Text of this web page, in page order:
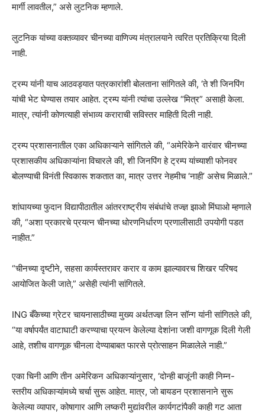
मार्गी लावतील,” असे लुटनिक म्हणाले.
लुटनिक यांच्या वक्तव्यावर चीनच्या वाणिज्य मंत्रालयाने त्वरित प्रतिक्रिया दिली
नाही.
ट्रम्प यांनी याच आठवड्यात पत्रकारांशी बोलताना सांगितले की, ‘ते शी जिनपिंग
यांची भेट घेण्यास तयार आहेत. ट्रम्प यांनी त्यांचा उल्लेख “मित्र” असाही केला.
मात्र, त्यांनी कोणत्याही संभाव्य कराराची सविस्तर माहिती दिली नाही.
ट्रम्प प्रशासनातील एका अधिकाऱ्याने सांगितले की, “अमेरिकेने वारंवार चीनच्या
प्रशासकीय अधिकाऱ्यांना विचारले की, शी जिनपिंग हे ट्रम्प यांच्याशी फोनवर
बोलण्याची विनंती स्विकारू शकतात का, मात्र उत्तर नेहमीच ‘नाही’ असेच मिळाले.”
शांघायच्या फुदान विद्यापीठातील आंतरराष्ट्रीय संबंधांचे तज्ज्ञ झाओ मिंघाओ म्हणाले
की, “अशा प्रकारचे प्रयत्न चीनच्या धोरणनिर्धारण प्रणालीसाठी उपयोगी पडत
नाहीत.”
“चीनच्या दृष्टीने, सहसा कार्यस्तरावर करार व काम झाल्यावरच शिखर परिषद
आयोजित केली जाते,” असेही त्यांनी सांगितले.
ING बँकेच्या ग्रेटर चायनासाठीच्या मुख्य अर्थतज्ज्ञ लिन सॉन्ग यांनी सांगितले की,
“या वर्षापर्यंत वाटाघाटी करण्याचा प्रयत्न केलेल्या देशांना जशी वागणूक दिली गेली
आहे, तशीच वागणूक चीनला देण्याबाबत फारसे प्रोत्साहन मिळालेले नाही.”
एका चिनी आणि तीन अमेरिकन अधिकाऱ्यांनुसार, ‘दोन्ही बाजूंनी काही निम्न-
स्तरीय अधिकाऱ्यांमध्ये चर्चा सुरू आहेत. मात्र, जो बायडन प्रशासनाने सुरू
केलेल्या व्यापार, कोषागार आणि लष्करी मुद्यांवरील कार्यगटांपैकी काही गट आता